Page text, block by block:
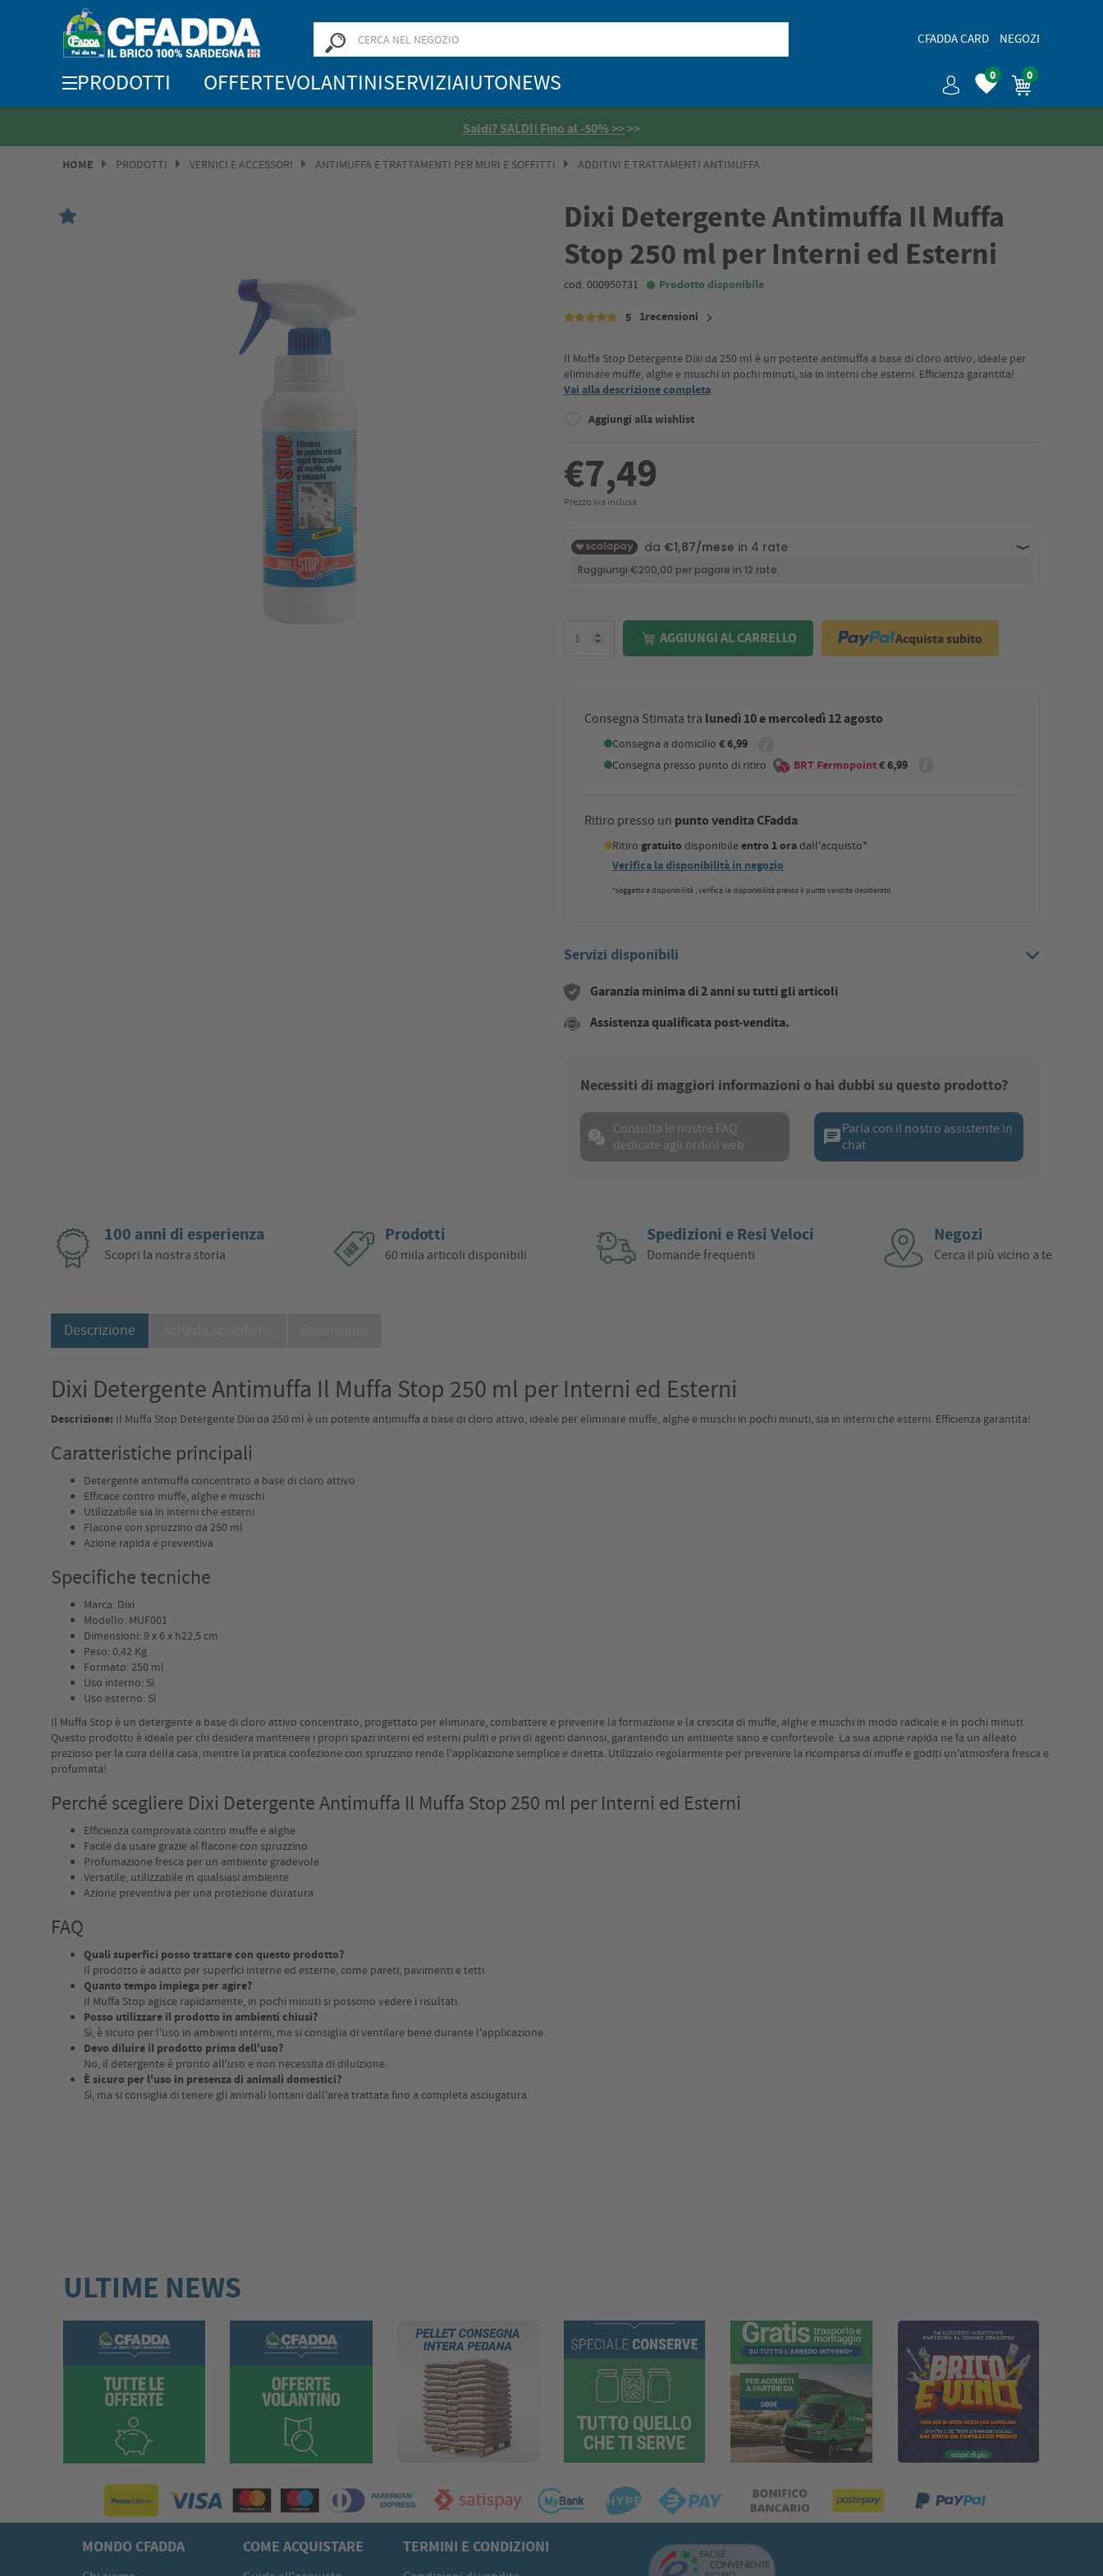
CFADDA CARD NEGOZI
0 0
PRODOTTI OFFERTEVOLANTINISERVIZIAIUTONEWS
Saldi? SALDI! Fino al -50% >>>>
HOME PRODOTTI VERNICI E ACCESSORI ANTIMUFFA E TRATTAMENTI PER MURI E SOFFITTI ADDITIVI E TRATTAMENTI ANTIMUFFA
Dixi Detergente Antimuffa Il Muffa
Stop 250 ml per Interni ed Esterni
cod. 000950731 Prodotto disponibile
5 1recensioni
Il Muffa Stop Detergente Dixi da 250 ml è un potente antimuffa a base di cloro attivo, ideale per
eliminare muffe, alghe e muschi in pochi minuti, sia in interni che esterni. Efficienza garantita!
Vai alla descrizione completa
Aggiungi alla wishlist
€7,49
Prezzo iva inclusa
AGGIUNGI AL CARRELLO Acquista subito
Consegna Stimata tra lunedì 10 e mercoledì 12 agosto
Consegna a domicilio € 6,99
Consegna presso punto di ritiro BRT Fermopoint€ 6,99
Ritiro presso un punto vendita CFadda
Ritiro gratuito disponibileentro 1 oradall'acquisto*
Verifica la disponibilità in negozio
*soggetto a disponibilità , verifica la disponibilità presso il punto vendita desiderato
Servizi disponibili
Garanzia minima di 2 anni su tutti gli articoli
Assistenza qualificata post-vendita.
Necessiti di maggiori informazioni o hai dubbi su questo prodotto?
Consulta le nostre FAQ
dedicate agli ordini web
chatParla con il nostro assistente in
chat
100 anni di esperienza
Scopri la nostra storia
Prodotti
60 mila articoli disponibili
Spedizioni e Resi Veloci
Domande frequenti
Negozi
Cerca il più vicino a te
Descrizione
Dixi Detergente Antimuffa Il Muffa Stop 250 ml per Interni ed Esterni
Descrizione: Il Muffa Stop Detergente Dixi da 250 ml è un potente antimuffa a base di cloro attivo, ideale per eliminare muffe, alghe e muschi in pochi minuti, sia in interni che esterni. Efficienza garantita!
Caratteristiche principali
Detergente antimuffa concentrato a base di cloro attivo
Efficace contro muffe, alghe e muschi
Utilizzabile sia in interni che esterni
Flacone con spruzzino da 250 ml
Azione rapida e preventiva
Specifiche tecniche
Marca: Dixi
Modello: MUF001
Dimensioni: 9 x 6 x h22,5 cm
Peso: 0,42 Kg
Formato: 250 ml
Uso interno: Sì
Uso esterno: Sì
Il Muffa Stop è un detergente a base di cloro attivo concentrato, progettato per eliminare, combattere e prevenire la formazione e la crescita di muffe, alghe e muschi in modo radicale e in pochi minuti.
Questo prodotto è ideale per chi desidera mantenere i propri spazi interni ed esterni puliti e privi di agenti dannosi, garantendo un ambiente sano e confortevole. La sua azione rapida ne fa un alleato
prezioso per la cura della casa, mentre la pratica confezione con spruzzino rende l'applicazione semplice e diretta. Utilizzalo regolarmente per prevenire la ricomparsa di muffe e goditi un'atmosfera fresca e
profumata!
Perché scegliere Dixi Detergente Antimuffa Il Muffa Stop 250 ml per Interni ed Esterni
Efficienza comprovata contro muffe e alghe
Facile da usare grazie al flacone con spruzzino
Profumazione fresca per un ambiente gradevole
Versatile, utilizzabile in qualsiasi ambiente
Azione preventiva per una protezione duratura
FAQ
Quali superfici posso trattare con questo prodotto?
Il prodotto è adatto per superfici interne ed esterne, come pareti, pavimenti e tetti.
Quanto tempo impiega per agire?
Il Muffa Stop agisce rapidamente, in pochi minuti si possono vedere i risultati.
Posso utilizzare il prodotto in ambienti chiusi?
Sì, è sicuro per l'uso in ambienti interni, ma si consiglia di ventilare bene durante l'applicazione.
Devo diluire il prodotto prima dell'uso?
No, il detergente è pronto all'uso e non necessita di diluizione.
È sicuro per l'uso in presenza di animali domestici?
Sì, ma si consiglia di tenere gli animali lontani dall'area trattata fino a completa asciugatura.
ULTIME NEWS
MONDO CFADDA COME ACQUISTARE TERMINI E CONDIZIONI